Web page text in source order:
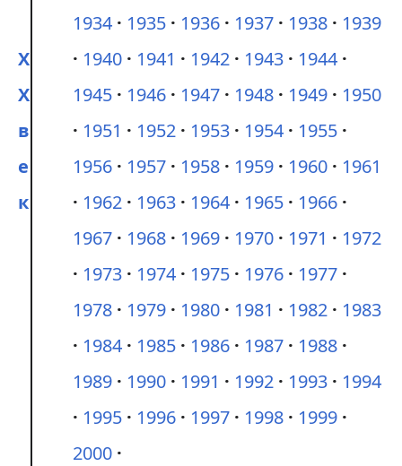
X
X
в
е
к
1934
1935 1936 1937 1938
1939
1940
1941 1942 1943
1944
1945
1946 1947 1948 1949
1950
1951
1952 1953 1954
1955
1956
1957 1958 1959 1960
1961
1962
1963 1964 1965
1966
1967
1968 1969 1970 1971
1972
1973
1974 1975 1976
1977
1978
1979 1980 1981 1982
1983
1984
1985 1986 1987
1988
1989
1990 1991 1992 1993
1994
1995
1996 1997 1998
1999
2000